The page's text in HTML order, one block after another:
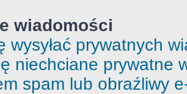
wiadomości
wysyłać prywatnych
niechciane prywatne
spam lub obraźliwy